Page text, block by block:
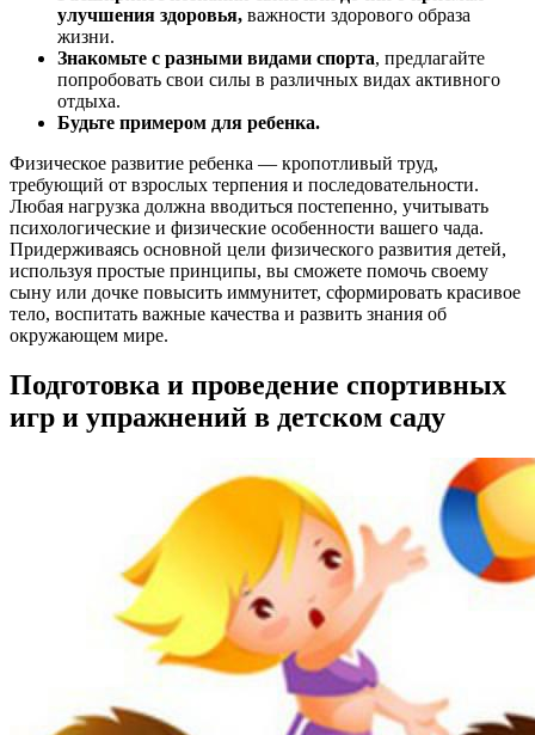
улучшения здоровья, важности здорового образа
жизни.
Знакомьте с разными видами спорта, предлагайте
попробовать свои силы в различных видах активного
отдыха.
Будьте примером для ребенка.
Физическое развитие ребенка — кропотливый труд,
требующий от взрослых терпения и последовательности.
Любая нагрузка должна вводиться постепенно, учитывать
психологические и физические особенности вашего чада.
Придерживаясь основной цели физического развития детей,
используя простые принципы, вы сможете помочь своему
сыну или дочке повысить иммунитет, сформировать красивое
тело, воспитать важные качества и развить знания об
окружающем мире.
Подготовка и проведение спортивных
игр и упражнений в детском саду